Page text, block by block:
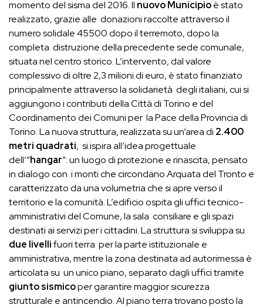
momento del sisma del 2016. Il nuovo Municipioè stato
realizzato, grazie alle donazioni raccolte attraverso il
numero solidale 45500 dopo il terremoto, dopo la
completa distruzione della precedente sede comunale,
situata nel centro storico. L’intervento, dal valore
complessivo di oltre 2,3 milioni di euro, è stato finanziato
principalmente attraverso la solidarietà degli italiani, cui si
aggiungono i contributi della Città di Torino e del
Coordinamento dei Comuni per la Pace della Provincia di
Torino. La nuova struttura, realizzata su un’area di 2.400
metri quadrati, si ispira all’idea progettuale
dell’“hangar”: un luogo di protezione e rinascita, pensato
in dialogo con i monti che circondano Arquata del Tronto e
caratterizzato da una volumetria che si apre verso il
territorio e la comunità. L’edificio ospita gli uffici tecnico-
amministrativi del Comune, la sala consiliare e gli spazi
destinati ai servizi per i cittadini. La struttura si sviluppa su
due livellifuori terra per la parte istituzionale e
amministrativa, mentre la zona destinata ad autorimessa è
articolata su un unico piano, separato dagli uffici tramite
giunto sismicoper garantire maggior sicurezza
strutturale e antincendio. Al piano terra trovano posto la